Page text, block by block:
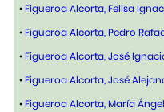
•Figueroa Alcorta, Felisa
•Figueroa Alcorta, Pedro
•Figueroa Alcorta, José
•Figueroa Alcorta, José
•Figueroa Alcorta, María